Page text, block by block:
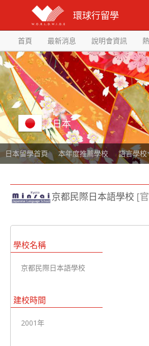
環球行留學
首頁 最新消息 說明會資訊
日本
日本留學首頁 本年度推薦學校 語言學校
京都民際日本語學校 [
學校名稱
京都民際日本語學校
建校時間
2001年